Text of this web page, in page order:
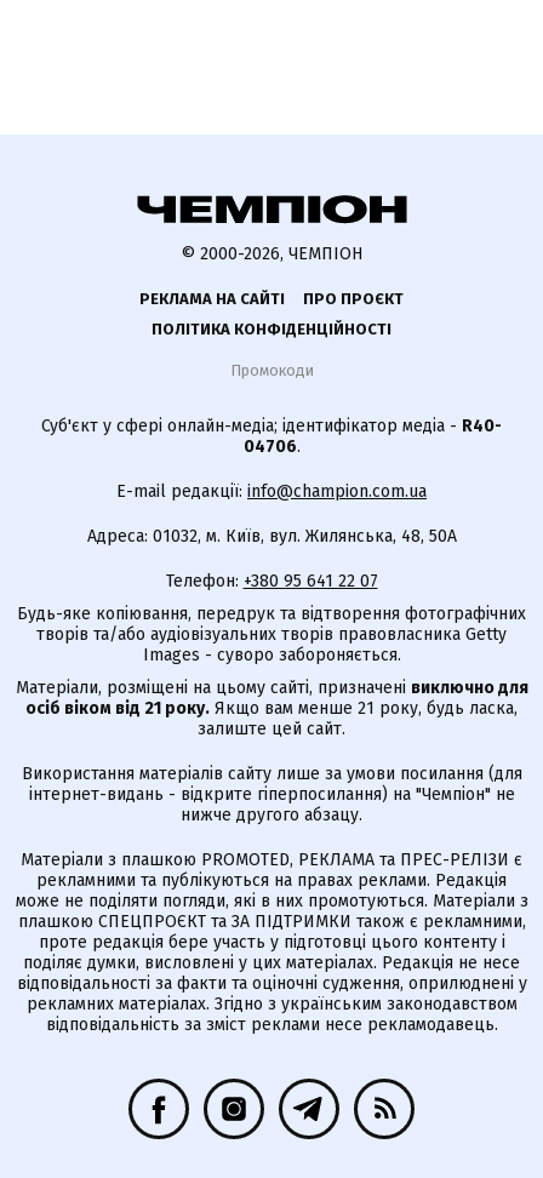
© 2000-2026, ЧЕМПІОН
РЕКЛАМА НА САЙТІ
ПРО ПРОЄКТ
ПОЛІТИКА КОНФІДЕНЦІЙНОСТІ
Промокоди
Суб'єкт у сфері онлайн-медіа; ідентифікатор медіа - R40-
04706.
E-mail редакції: info@champion.com.ua
Адреса: 01032, м. Київ, вул. Жилянська, 48, 50А
Телефон: +380 95 641 22 07
Будь-яке копіювання, передрук та відтворення фотографічних
творів та/або аудіовізуальних творів правовласника Getty
Images - суворо забороняється.
Матеріали, розміщені на цьому сайті, призначені виключно для
осіб віком від 21 року. Якщо вам менше 21 року, будь ласка,
залиште цей сайт.
Використання матеріалів сайту лише за умови посилання (для
інтернет-видань - відкрите гіперпосилання) на "Чемпіон" не
нижче другого абзацу.
Матеріали з плашкою PROMOTED, РЕКЛАМА та ПРЕС-РЕЛІЗИ є
рекламними та публікуються на правах реклами. Редакція
може не поділяти погляди, які в них промотуються. Матеріали з
плашкою СПЕЦПРОЄКТ та ЗА ПІДТРИМКИ також є рекламними,
проте редакція бере участь у підготовці цього контенту і
поділяє думки, висловлені у цих матеріалах. Редакція не несе
відповідальності за факти та оціночні судження, оприлюднені у
рекламних матеріалах. Згідно з українським законодавством
відповідальність за зміст реклами несе рекламодавець.